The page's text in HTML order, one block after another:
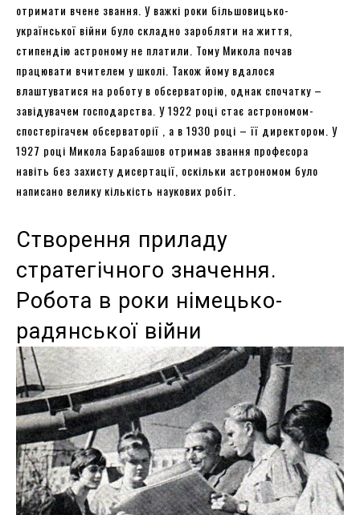
отримати вчене звання. У важкі роки більшовицько-
української війни було складно заробляти на життя,
стипендію астроному не платили. Тому Микола почав
працювати вчителем у школі. Також йому вдалося
влаштуватися на роботу в обсерваторію, однак спочатку –
завідувачем господарства. У 1922 році стає астрономом-
спостерігачем обсерваторії , а в 1930 році – її директором. У
1927 році Микола Барабашов отримав звання професора
навіть без захисту дисертації, оскільки астрономом було
написано велику кількість наукових робіт.
Створення приладу
стратегічного значення.
Робота в роки німецько-
радянської війни